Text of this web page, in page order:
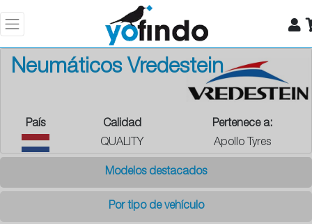
Neumáticos Vredestein
País Calidad
Pertenece a:
QUALITY
Apollo Tyres
Modelos destacados
Por tipo de vehículo